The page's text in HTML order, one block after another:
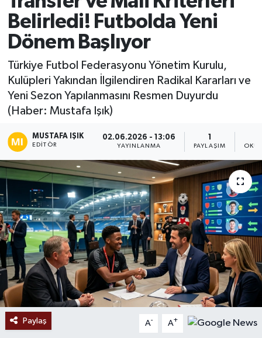
Belirledi! Futbolda Yeni
Dönem Başlıyor
Türkiye Futbol Federasyonu Yönetim Kurulu,
Kulüpleri Yakından İlgilendiren Radikal Kararları ve
Yeni Sezon Yapılanmasını Resmen Duyurdu
(Haber: Mustafa Işık)
MUSTAFA IŞIK
EDITÖR
02.06.2026 - 13:06
YAYINLANMA
1
PAYLAŞIM
Paylaş A- A+
Ekonomi
Sağlık
Tokat Haber